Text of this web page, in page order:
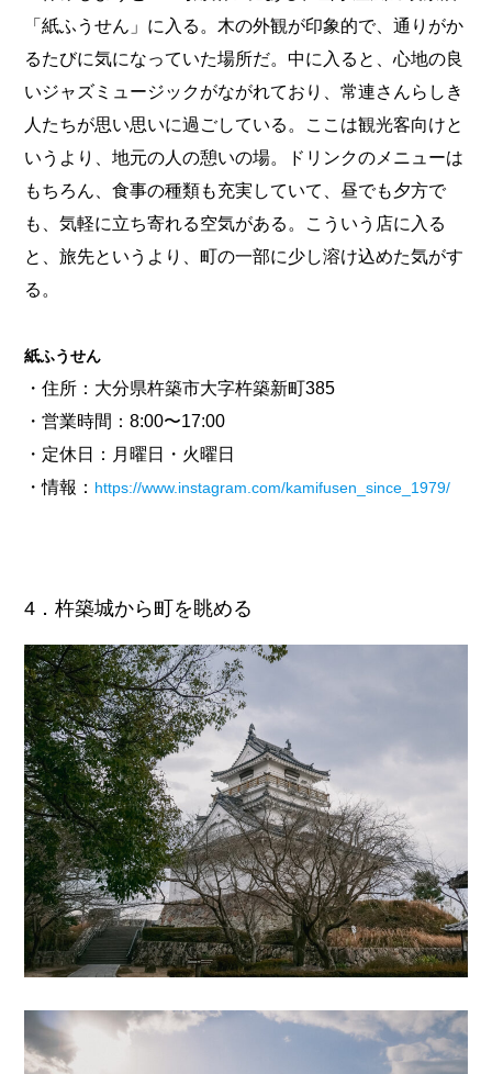
「紙ふうせん」に入る。木の外観が印象的で、通りがか
るたびに気になっていた場所だ。中に入ると、心地の良
いジャズミュージックがながれており、常連さんらしき
人たちが思い思いに過ごしている。ここは観光客向けと
いうより、地元の人の憩いの場。ドリンクのメニューは
もちろん、食事の種類も充実していて、昼でも夕方で
も、気軽に立ち寄れる空気がある。こういう店に入る
と、旅先というより、町の一部に少し溶け込めた気がす
る。
紙ふうせん
・住所：大分県杵築市大字杵築新町385
・営業時間：8:00〜17:00
・定休日：月曜日・火曜日
・情報： https://www.instagram.com/kamifusen_since_1979/
4．杵築城から町を眺める